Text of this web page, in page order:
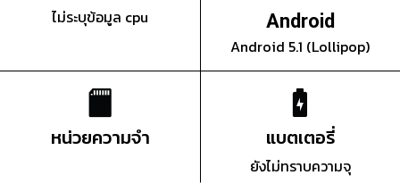
ไม่ระบุข้อมูล cpu Android
Android 5.1 (Lollipop)
หน่วยความจำ แบตเตอรี่
ยังไม่ทราบความจุ